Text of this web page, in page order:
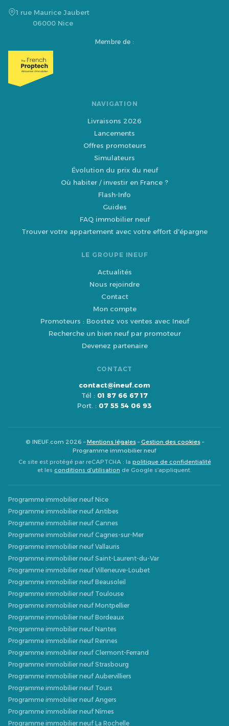
1 rue Maurice Jaubert
06000 Nice
Membre de :
NAVIGATION
Livraisons 2026
Lancements
Offres promoteurs
Simulateurs
Évolution du prix du neuf
Où habiter / investir en France ?
Flash-Info
Guides
FAQ immobilier neuf
Trouver votre appartement avec votre effort d'épargne
LE GROUPE INEUF
Actualités
Nous rejoindre
Contact
Mon compte
Promoteurs : Boostez vos ventes avec Ineuf
Recherche un bien neuf par promoteur
Devenez partenaire
CONTACT
contact@ineuf.com
Tél : 01 87 66 67 17
Port. : 07 55 54 06 93
© INEUF.com 2026 –Mentions légales–Gestion des cookies–
Programme immobilier neuf
Ce site est protégé par reCAPTCHA : la politique de confidentialité
et les conditions d’utilisation de Google s’appliquent.
Programme immobilier neuf Nice
Programme immobilier neuf Antibes
Programme immobilier neuf Cannes
Programme immobilier neuf Cagnes-sur-Mer
Programme immobilier neuf Vallauris
Programme immobilier neuf Saint-Laurent-du-Var
Programme immobilier neuf Villeneuve-Loubet
Programme immobilier neuf Beausoleil
Programme immobilier neuf Toulouse
Programme immobilier neuf Montpellier
Programme immobilier neuf Bordeaux
Programme immobilier neuf Nantes
Programme immobilier neuf Rennes
Programme immobilier neuf Clermont-Ferrand
Programme immobilier neuf Strasbourg
Programme immobilier neuf Aubervilliers
Programme immobilier neuf Tours
Programme immobilier neuf Angers
Programme immobilier neuf Nîmes
Programme immobilier neuf La Rochelle